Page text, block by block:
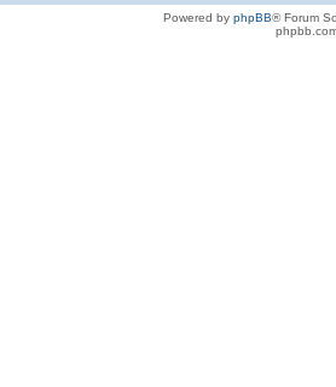
Powered by phpBB® Forum